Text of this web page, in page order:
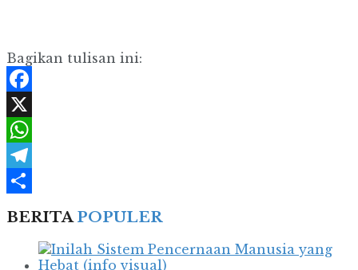
Bagikan tulisan ini:
Facebook
X
WhatsApp
Telegram
BERITAPOPULER